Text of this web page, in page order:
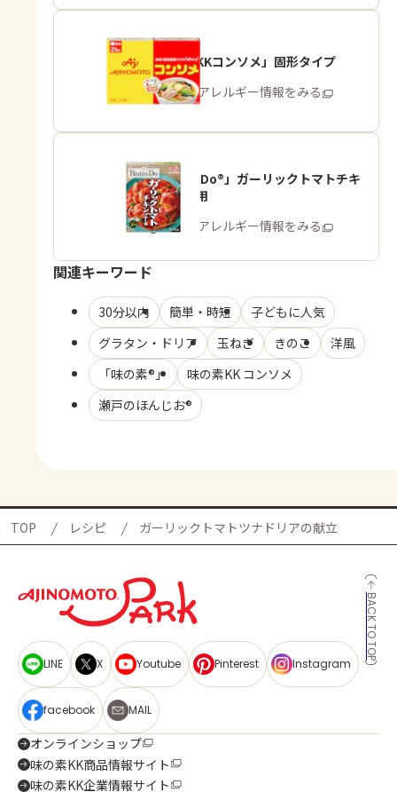
「味の素KKコンソメ」固形タイプ
商品・アレルギー情報をみる
「Bistro Do®」ガーリックトマトチキ
ンソテー用
商品・アレルギー情報をみる
関連キーワード
30分以内 簡単・時短
子どもに人気
グラタン・ドリア
玉ねぎ きのこ
洋風
「味の素®」
味の素KK コンソメ
瀬戸のほんじお®
TOP レシピ ガーリックトマトツナドリアの献立
BACK TO TOP
LINE X Youtube Pinterest Instagram
facebook MAIL
オンラインショップ
味の素KK商品情報サイト
味の素KK企業情報サイト